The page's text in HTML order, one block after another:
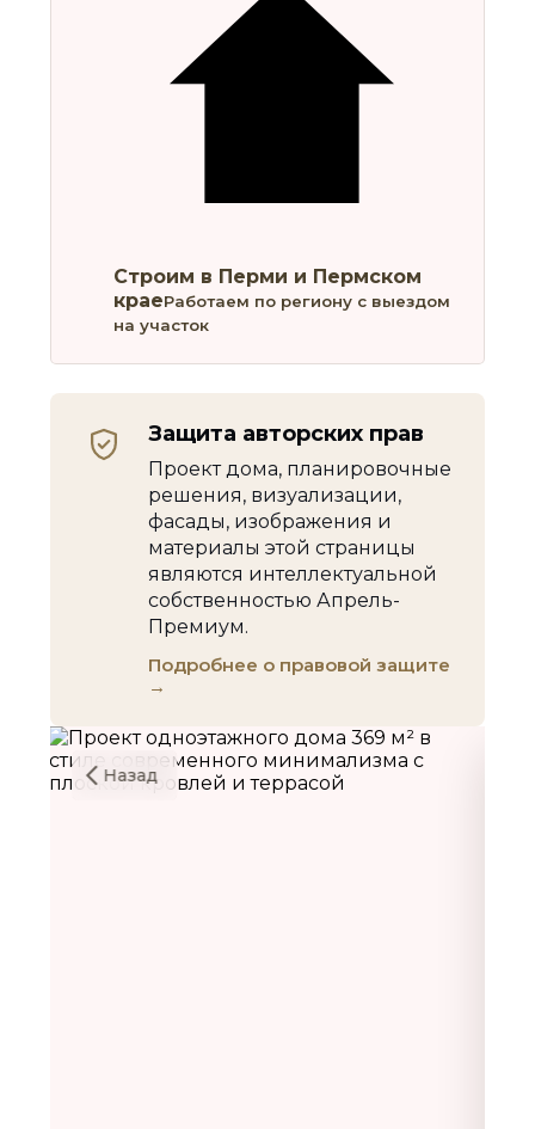
Строим в Перми и Пермском
краеРаботаем по региону с выездом
на участок
Защита авторских прав
Проект дома, планировочные
решения, визуализации,
фасады, изображения и
материалы этой страницы
являются интеллектуальной
собственностью Апрель-
Премиум.
Подробнее о правовой защите
→
Назад